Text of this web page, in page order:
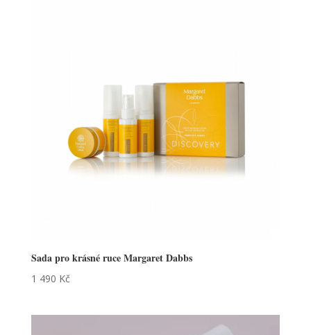
Sada pro krásné ruce Margaret Dabbs
1 490 Kč